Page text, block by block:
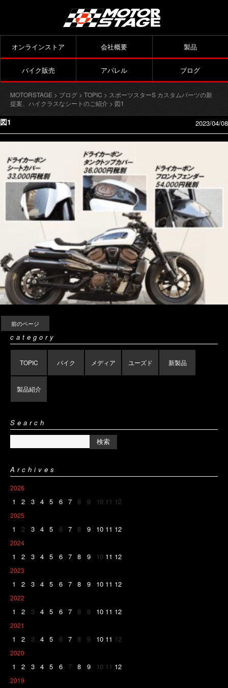
オンラインストア 会社概要 製品
バイク販売 アパレル ブログ
MOTORSTAGE > ブログ > TOPIC > スポーツスターS カスタムパーツの新
提案、ハイクラスなシートのご紹介 > 図1
図1 2023/04/08
前のページ
category
TOPIC バイク メディア ユーズド 新製品
製品紹介
Search
Archives
2026
1 2 3 4 5 6 7 8 9 10 11 12
2025
1 2 3 4 5 6 7 8 9 10 11 12
2024
1 2 3 4 5 6 7 8 9 10 11 12
2023
1 2 3 4 5 6 7 8 9 10 11 12
2022
1 2 3 4 5 6 7 8 9 10 11 12
2021
1 2 3 4 5 6 7 8 9 10 11 12
2020
1 2 3 4 5 6 7 8 9 10 11 12
2019